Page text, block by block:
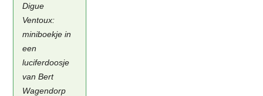
Digue
Ventoux:
miniboekje in
een
luciferdoosje
van Bert
Wagendorp